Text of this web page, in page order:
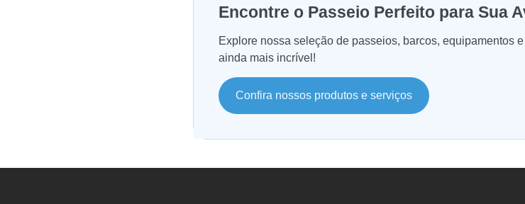
Encontre o Passeio Perfeito para Sua
Explore nossa seleção de passeios, barcos, equipamentos
ainda mais incrível!
Confira nossos produtos e serviços